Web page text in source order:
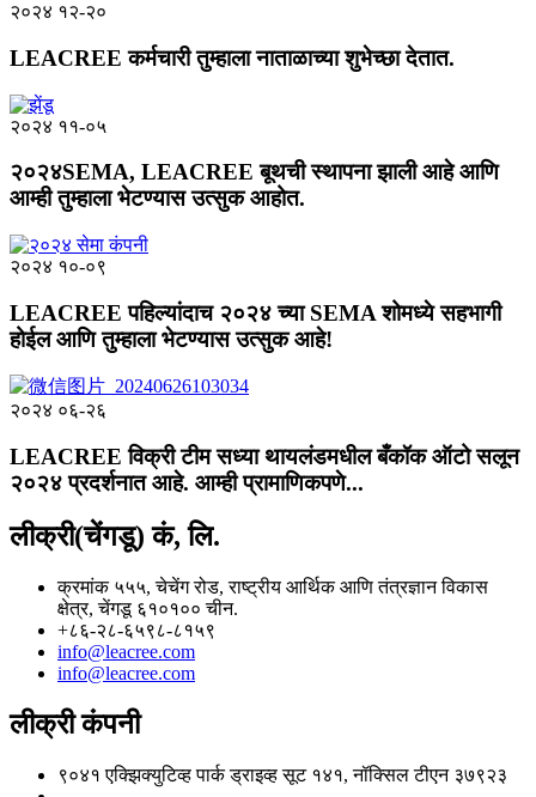
२०२४ १२-२०
LEACREE कर्मचारी तुम्हाला नाताळाच्या शुभेच्छा देतात.
२०२४ ११-०५
२०२४SEMA, LEACREE बूथची स्थापना झाली आहे आणि
आम्ही तुम्हाला भेटण्यास उत्सुक आहोत.
२०२४ १०-०९
LEACREE पहिल्यांदाच २०२४ च्या SEMA शोमध्ये सहभागी
होईल आणि तुम्हाला भेटण्यास उत्सुक आहे!
२०२४ ०६-२६
LEACREE विक्री टीम सध्या थायलंडमधील बँकॉक ऑटो सलून
२०२४ प्रदर्शनात आहे. आम्ही प्रामाणिकपणे...
लीक्री(चेंगडू) कं, लि.
क्रमांक ५५५, चेचेंग रोड, राष्ट्रीय आर्थिक आणि तंत्रज्ञान विकास
क्षेत्र, चेंगडू ६१०१०० चीन.
+८६-२८-६५९८-८१५९
info@leacree.com
info@leacree.com
लीक्री कंपनी
९०४१ एक्झिक्युटिव्ह पार्क ड्राइव्ह सूट १४१, नॉक्सिल टीएन ३७९२३